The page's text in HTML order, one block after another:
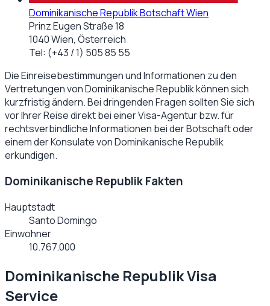
Dominikanische Republik Botschaft Wien
Prinz Eugen Straße 18
1040 Wien, Österreich
Tel: (+43 / 1) 505 85 55
Die Einreisebestimmungen und Informationen zu den
Vertretungen vonDominikanische Republikkönnen sich
kurzfristig ändern. Bei dringenden Fragen sollten Sie sich
vor Ihrer Reise direkt bei einer Visa-Agentur bzw. für
rechtsverbindliche Informationen bei der Botschaft oder
einem der Konsulate vonDominikanische Republik
erkundigen.
Dominikanische Republik Fakten
Hauptstadt
Santo Domingo
Einwohner
10.767.000
Dominikanische Republik Visa
Service